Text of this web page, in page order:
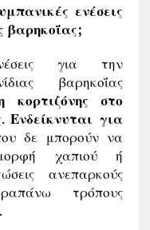
ενέσεις
βαρηκοΐας;
για την
βαρηκοΐας
κορτιζόνης στο
.Ενδείκνυται για
δε μπορούν να
χαπιού ή
ανεπαρκούς
τρόπους